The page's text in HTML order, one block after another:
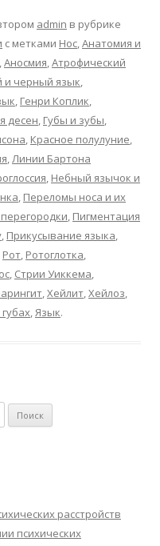
admin в рубрике
с метками Hoc,Анатомия и
,Аносмия,Атрофический
и черный язык,
, Генри Коплик,
десен, Губы и зубы,
, Красное полулуние,
,Линии Бартона
, Небный язычок и
, Переломы носа и их
, Пигментация
, Прикусывание языка,
Рот, Ротоглотка,
, Стрии Уиккема,
,Хейлит,Хейлоз,
,Язык.
расстройств
психических